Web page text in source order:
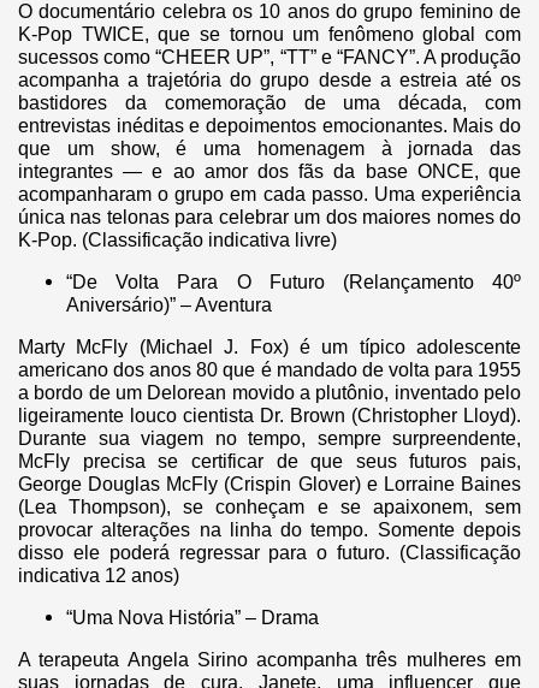
O documentário celebra os 10 anos do grupo feminino de
K-Pop TWICE, que se tornou um fenômeno global com
sucessos como “CHEER UP”, “TT” e “FANCY”. A produção
acompanha a trajetória do grupo desde a estreia até os
bastidores da comemoração de uma década, com
entrevistas inéditas e depoimentos emocionantes. Mais do
que um show, é uma homenagem à jornada das
integrantes — e ao amor dos fãs da base ONCE, que
acompanharam o grupo em cada passo. Uma experiência
única nas telonas para celebrar um dos maiores nomes do
K-Pop. (Classificação indicativa livre)
“De Volta Para O Futuro (Relançamento 40º
Aniversário)” – Aventura
Marty McFly (Michael J. Fox) é um típico adolescente
americano dos anos 80 que é mandado de volta para 1955
a bordo de um Delorean movido a plutônio, inventado pelo
ligeiramente louco cientista Dr. Brown (Christopher Lloyd).
Durante sua viagem no tempo, sempre surpreendente,
McFly precisa se certificar de que seus futuros pais,
George Douglas McFly (Crispin Glover) e Lorraine Baines
(Lea Thompson), se conheçam e se apaixonem, sem
provocar alterações na linha do tempo. Somente depois
disso ele poderá regressar para o futuro. (Classificação
indicativa 12 anos)
“Uma Nova História” – Drama
A terapeuta Angela Sirino acompanha três mulheres em
suas jornadas de cura. Janete, uma influencer que